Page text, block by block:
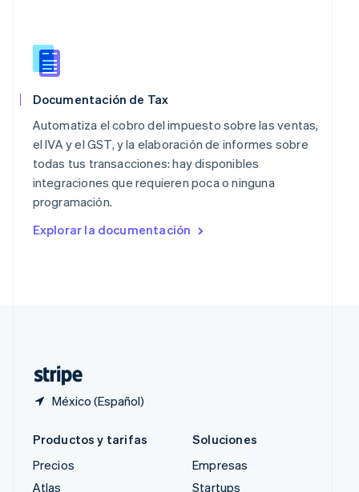
Documentación de Tax
Automatiza el cobro del impuesto sobre las ventas,
el IVA y el GST, y la elaboración de informes sobre
todas tus transacciones: hay disponibles
integraciones que requieren poca o ninguna
programación.
Explorar la documentación
México (Español)
Polonia
English
PortuguêsEnglish
RAE de Hong Kong, China
English 简体中文
Reino Unido
English
República Checa
English
English
Productos y tarifas
Precios
Atlas
Soluciones
Empresas
Startups